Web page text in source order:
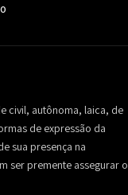
civil, autônoma, laica, de
de expressão da
sua presença na
ser premente assegurar o